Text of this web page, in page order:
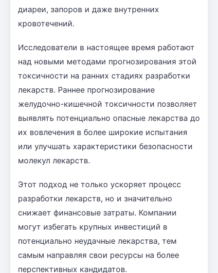
диареи, запоров и даже внутренних
кровотечений.
Исследователи в настоящее время работают
над новыми методами прогнозирования этой
токсичности на ранних стадиях разработки
лекарств. Раннее прогнозирование
желудочно-кишечной токсичности позволяет
выявлять потенциально опасные лекарства до
их вовлечения в более широкие испытания
или улучшать характеристики безопасности
молекул лекарств.
Этот подход не только ускоряет процесс
разработки лекарств, но и значительно
снижает финансовые затраты. Компании
могут избегать крупных инвестиций в
потенциально неудачные лекарства, тем
самым направляя свои ресурсы на более
перспективных кандидатов.